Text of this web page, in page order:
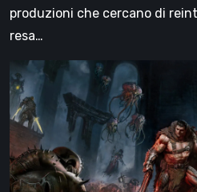
produzioni che cercano di
resa…
DOOM:
The
Dark
Ages
–
Revelations,